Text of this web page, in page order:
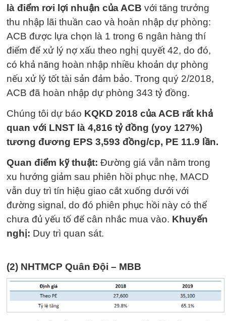
là điểm rơi lợi nhuận của ACB với tăng trưởng
thu nhập lãi thuần cao và hoàn nhập dự phòng:
ACB được lựa chọn là 1 trong 6 ngân hàng thí
điểm để xử lý nợ xấu theo nghị quyết 42, do đó,
có khả năng hoàn nhập nhiều khoản dự phòng
nếu xử lý tốt tài sản đảm bảo. Trong quý 2/2018,
ACB đã hoàn nhập dự phòng 343 tỷ đồng.
Chúng tôi dự báo KQKD 2018 của ACB rất khả
quan với LNST là 4,816 tỷ đồng (yoy 127%)
tương đương EPS 3,593 đồng/cp, PE 11.9 lần.
Quan điểm kỹ thuật:Đường giá vẫn nằm trong
xu hướng giảm sau phiên hồi phục nhẹ, MACD
vẫn duy trì tín hiệu giao cắt xuống dưới với
đường signal, do đó phiên phục hồi này có thể
chưa đủ yếu tố để cân nhắc mua vào. Khuyến
nghị: Duy trì quan sát.
(2) NHTMCP Quân Đội – MBB